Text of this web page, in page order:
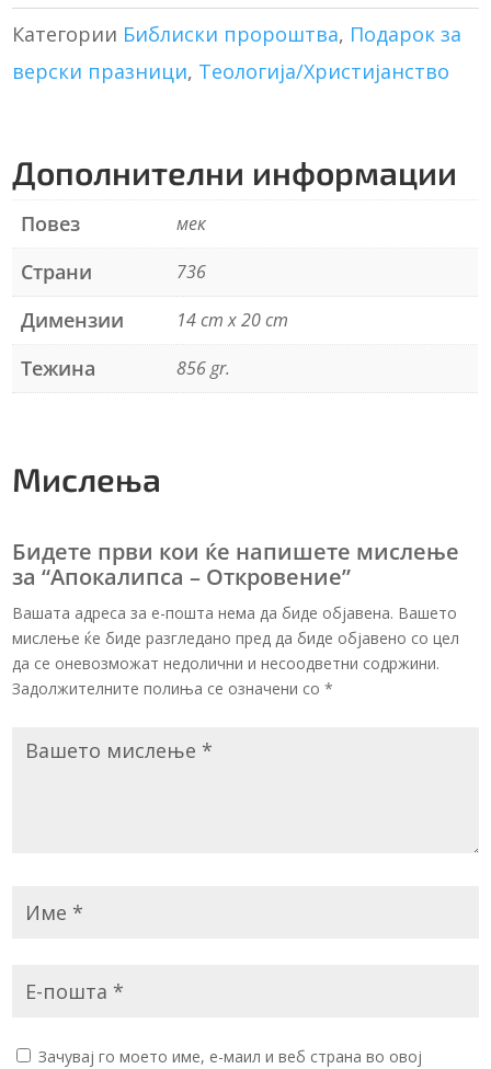
r
a
e
:
Категории Библиски пророштва, Подарок за
верски празници, Теологија/Христијанство
Дополнителни информации
Повез мек
Страни 736
Димензии 14 cm x 20 cm
Тежина 856 gr.
Мислења
Бидете први кои ќе напишете мислење
за “Апокалипса – Откровение”
Вашата адреса за е-пошта нема да биде објавена. Вашето
мислење ќе биде разгледано пред да биде објавено со цел
да се оневозможат недолични и несоодветни содржини.
Задолжителните полиња се означени со*
Зачувај го моето име, е-маил и веб страна во овој